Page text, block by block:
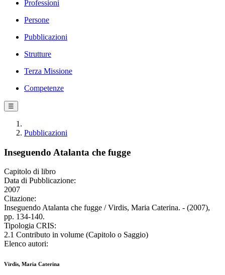
Professioni
Persone
Pubblicazioni
Strutture
Terza Missione
Competenze
☰
Pubblicazioni
Inseguendo Atalanta che fugge
Capitolo di libro
Data di Pubblicazione:
2007
Citazione:
Inseguendo Atalanta che fugge / Virdis, Maria Caterina. - (2007),
pp. 134-140.
Tipologia CRIS:
2.1 Contributo in volume (Capitolo o Saggio)
Elenco autori:
Virdis, Maria Caterina